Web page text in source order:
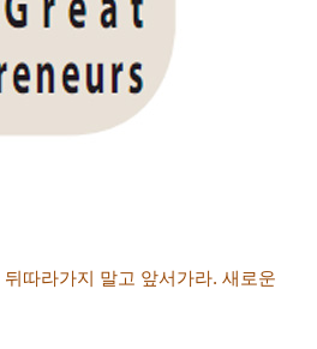
뒤따라가지 말고 앞서가라.새로운